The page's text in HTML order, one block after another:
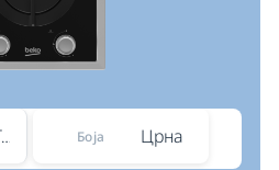
Гас Боја Црна